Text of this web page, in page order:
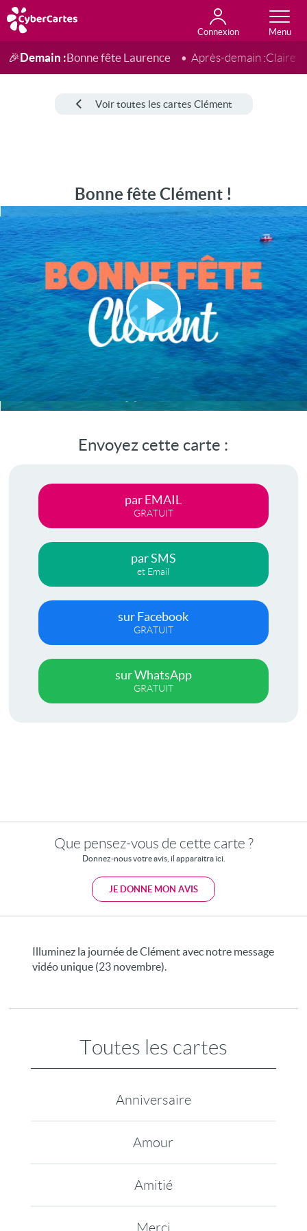
Connexion
Anniversaire
Fête du jour
Amour
Amitié
Merci
Toutes les cartes
🎉Demain :Bonne fête Laurence Après-demain :Claire
Voir toutes les cartes Clément
Bonne fête Clément !
Lire
la
vidéo
Envoyez cette carte :
par EMAIL
GRATUIT
par SMS
et Email
sur Facebook
GRATUIT
sur WhatsApp
GRATUIT
Que pensez-vous de cette carte ?
Donnez-nous votre avis, il apparaitra ici.
JE DONNE MON AVIS
Illuminez la journée de Clément avec notre message
vidéo unique (23 novembre).
Toutes les cartes
Anniversaire
Amour
Amitié
Merci